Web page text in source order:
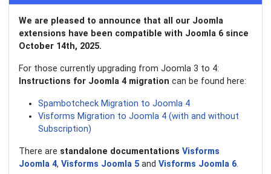
We are pleased to announce that all our Joomla
extensions have been compatible with Joomla 6 since
October 14th, 2025.
For those currently upgrading from Joomla 3 to 4:
Instructions for Joomla 4 migration can be found here:
Spambotcheck Migration to Joomla 4
Visforms Migration to Joomla 4 (with and without
Subscription)
There are standalone documentations Visforms
Joomla 4,Visforms Joomla 5 andVisforms Joomla 6.